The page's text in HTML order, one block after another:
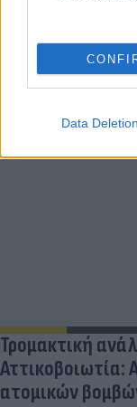
Data Deletion
Τρομακτική
Αττικοβοιωτία:
ατομικών